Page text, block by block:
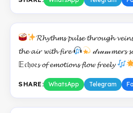
𝓡𝓱𝔂𝓽𝓱𝓶𝓼 𝓹𝓾𝓵𝓼𝓮 𝓽𝓱𝓻𝓸𝓾𝓰𝓱
𝓽𝓱𝓮 𝓪𝓲𝓻 𝔀𝓲𝓽𝓱 𝓯𝓲𝓻𝓮
𝒹𝓇𝓊𝓂𝓶𝓮𝓻𝓼
𝔼𝔠𝔥𝔬𝔢𝓼 𝓸𝓯 𝓮𝓶𝓸𝓽𝓲𝓸𝓷𝓼 𝓯𝓵𝓸𝔀 𝓯𝓻𝓮𝓮𝓵𝔂
SHARE: WhatsApp Telegram